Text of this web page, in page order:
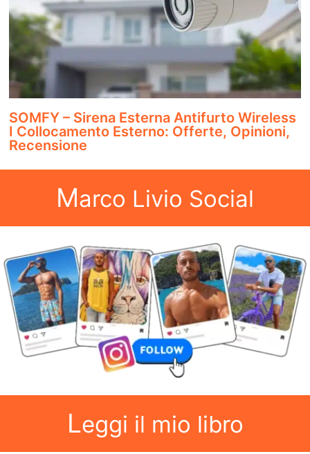
SOMFY – Sirena Esterna Antifurto Wireless
I Collocamento Esterno: Offerte, Opinioni,
Recensione
Marco Livio Social
Leggi il mio libro